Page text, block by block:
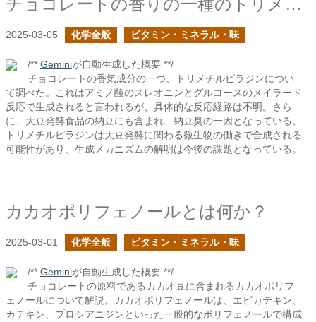
チョコレートの香りの一種のトリメチルピラジン
2025-03-05 化学全般 ビタミン・ミネラル・味
/** Geminiが自動生成した概要 **/
チョコレートの香気成分の一つ、トリメチルピラジンについ
て調べた。これはアミノ酸のスレオニンとグルコースのメイラード
反応で生成されると言われるが、具体的な反応経路は不明。さら
に、大豆発酵食品の納豆にも含まれ、納豆臭の一因となっている。
トリメチルピラジンは大豆発酵に関わる微生物の働きで合成される
可能性があり、生成メカニズムの解明は今後の課題となっている。
カカオポリフェノールとは何か？
2025-03-01 化学全般 ビタミン・ミネラル・味
/** Geminiが自動生成した概要 **/
チョコレートの原料であるカカオ豆に含まれるカカオポリフ
ェノールについて解説。カカオポリフェノールは、エピカテキン、
カテキン、プロシアニジンといった一般的なポリフェノールで構成